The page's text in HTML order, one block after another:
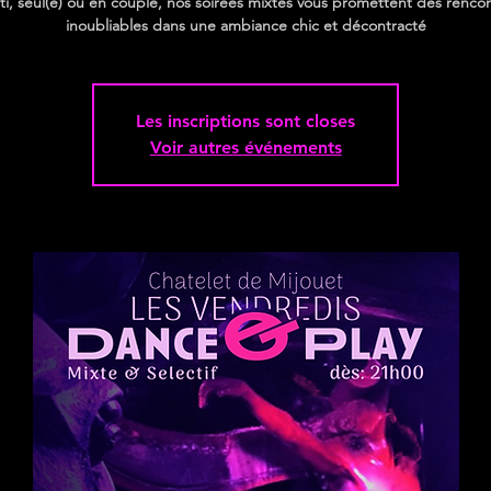
inoubliables dans une ambiance chic et décontracté
Les inscriptions sont closes
Voir autres événements